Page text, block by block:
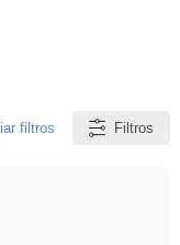
filtros Filtros